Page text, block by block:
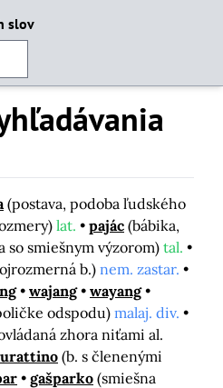
slov
(postava, podoba ľudského
lat. pajác (bábika,
so smiešnym výzorom) tal.
b.) nem. zastar.
wajang
wayang
odspodu) malaj. div.
zhora niťami al.
(b. s členenými
gašparko (smiešna